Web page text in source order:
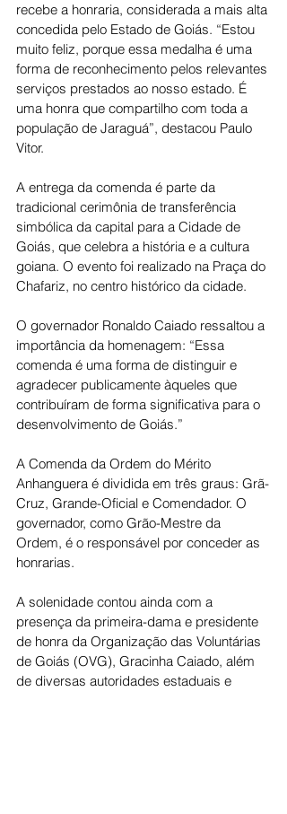
recebe a honraria, considerada a mais alta
concedida pelo Estado de Goiás. “Estou
muito feliz, porque essa medalha é uma
forma de reconhecimento pelos relevantes
serviços prestados ao nosso estado. É
uma honra que compartilho com toda a
população de Jaraguá”, destacou Paulo
Vitor.
A entrega da comenda é parte da
tradicional cerimônia de transferência
simbólica da capital para a Cidade de
Goiás, que celebra a história e a cultura
goiana. O evento foi realizado na Praça do
Chafariz, no centro histórico da cidade.
O governador Ronaldo Caiado ressaltou a
importância da homenagem: “Essa
comenda é uma forma de distinguir e
agradecer publicamente àqueles que
contribuíram de forma significativa para o
desenvolvimento de Goiás.”
A Comenda da Ordem do Mérito
Anhanguera é dividida em três graus: Grã-
Cruz, Grande-Oficial e Comendador. O
governador, como Grão-Mestre da
Ordem, é o responsável por conceder as
honrarias.
A solenidade contou ainda com a
presença da primeira-dama e presidente
de honra da Organização das Voluntárias
de Goiás (OVG), Gracinha Caiado, além
de diversas autoridades estaduais e